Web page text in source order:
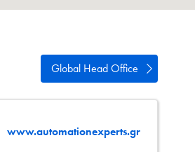
Global Head Office
www.automationexperts.gr